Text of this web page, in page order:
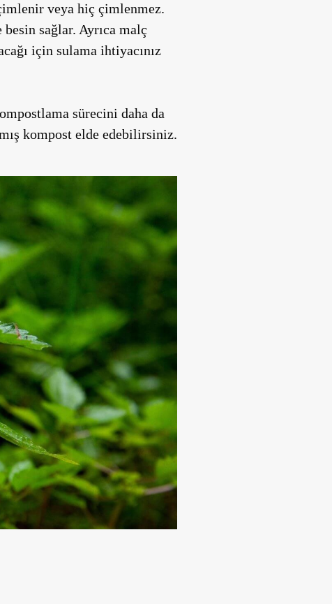
veya hiç çimlenmez.
sağlar. Ayrıca malç
için sulama ihtiyacınız
sürecini daha da
kompost elde edebilirsiniz.